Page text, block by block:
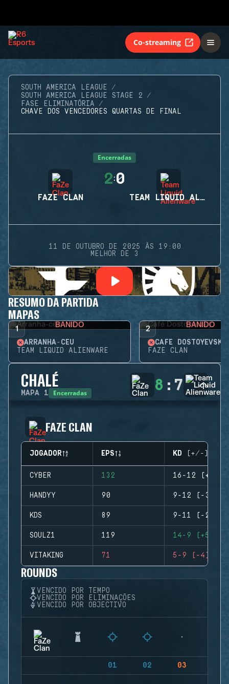
Co-streaming
SOUTH AMERICA LEAGUE
SOUTH AMERICA LEAGUE STAGE 2
FASE ELIMINATÓRIA
CHAVE DOS VENCEDORES QUARTAS DE FINAL
Encerradas
FAZE CLAN
2:0
TEAM LIQUID ALIENWARE
11 DE OUTUBRO DE 2025 ÀS 19:00
MELHOR DE 3
RESUMO DA PARTIDA
MAPAS
1 BANIDO
ARRANHA-CÉU
TEAM LIQUID ALIENWARE
2 BANIDO
CAFÉ DOSTOYEVSKY
FAZE CLAN
CHALÉ
MAPA 1 Encerradas 8 : 7
FAZE CLAN
JOGADOR EPS KD (+/-)
CYBER 132 16-12 (+4)
HANDYY 90 9-12 (-3)
KDS 89 9-11 (-2)
SOULZ1 119 14-9 (+5)
VITAKING 71 5-9 (-4)
ROUNDS
VENCIDO POR TEMPO
VENCIDO POR ELIMINAÇÕES
VENCIDO POR OBJECTIVO
01 02 03